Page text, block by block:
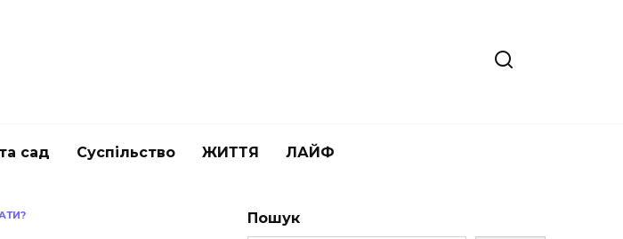
сад Суспільство ЖИТТЯ ЛАЙФ
Пошук